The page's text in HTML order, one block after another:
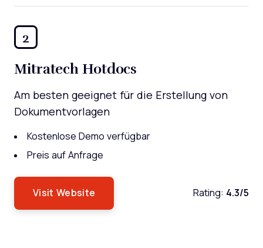
2
Mitratech Hotdocs
Am besten geeignet für die Erstellung von
Dokumentvorlagen
Kostenlose Demo verfügbar
Preis auf Anfrage
Visit Website Rating: 4.3/5